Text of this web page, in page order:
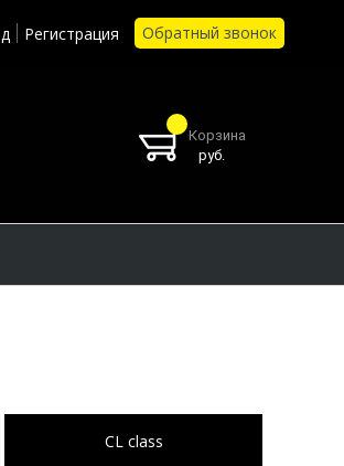
Регистрация Обратный звонок
Корзина
руб.
CL class